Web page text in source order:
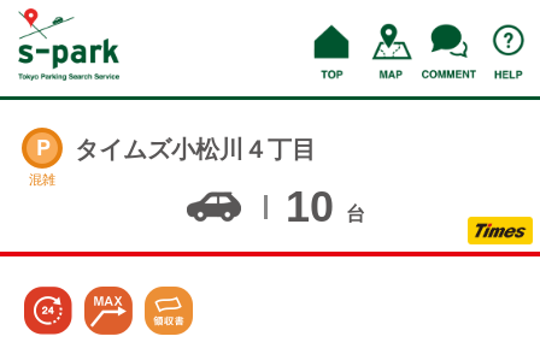
混雑
タイムズ小松川４丁目
10 台